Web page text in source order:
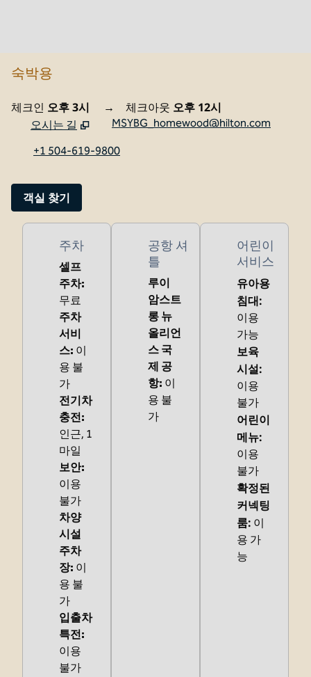
숙박용
체크인 오후 3시 → 체크아웃 오후 12시
오시는 길
새 탭 열림
MSYBG_homewood@hilton.com
+1 504-619-9800
객실 찾기
주차
셀프
주차:
무료
주차
서비
스: 이
용 불
가
전기차
충전:
인근, 1
마일
보안:
이용
불가
차양
시설
주차
장: 이
용 불
가
입출차
특전:
이용
불가
공항 셔
틀
루이
암스트
롱 뉴
올리언
스 국
제 공
항: 이
용 불
가
어린이
서비스
유아용
침대:
이용
가능
보육
시설:
이용
불가
어린이
메뉴:
이용
불가
확정된
커넥팅
룸: 이
용 가
능